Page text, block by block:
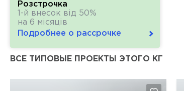
Розстрочка
1-й внесок від 50%
на 6 місяців
Подробнее о рассрочке
ВСЕ ТИПОВЫЕ ПРОЕКТЫ ЭТОГО КГ